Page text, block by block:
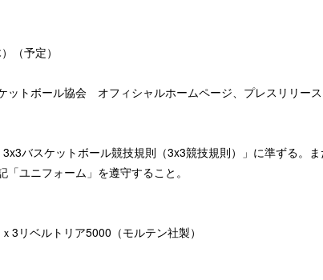
（予定）
ットボール協会 オフィシャルホームページ、プレスリリー
バスケットボール競技規則（3x3競技規則）」に準ずる。
「ユニフォーム」を遵守すること。
3リベルトリア5000（モルテン社製）